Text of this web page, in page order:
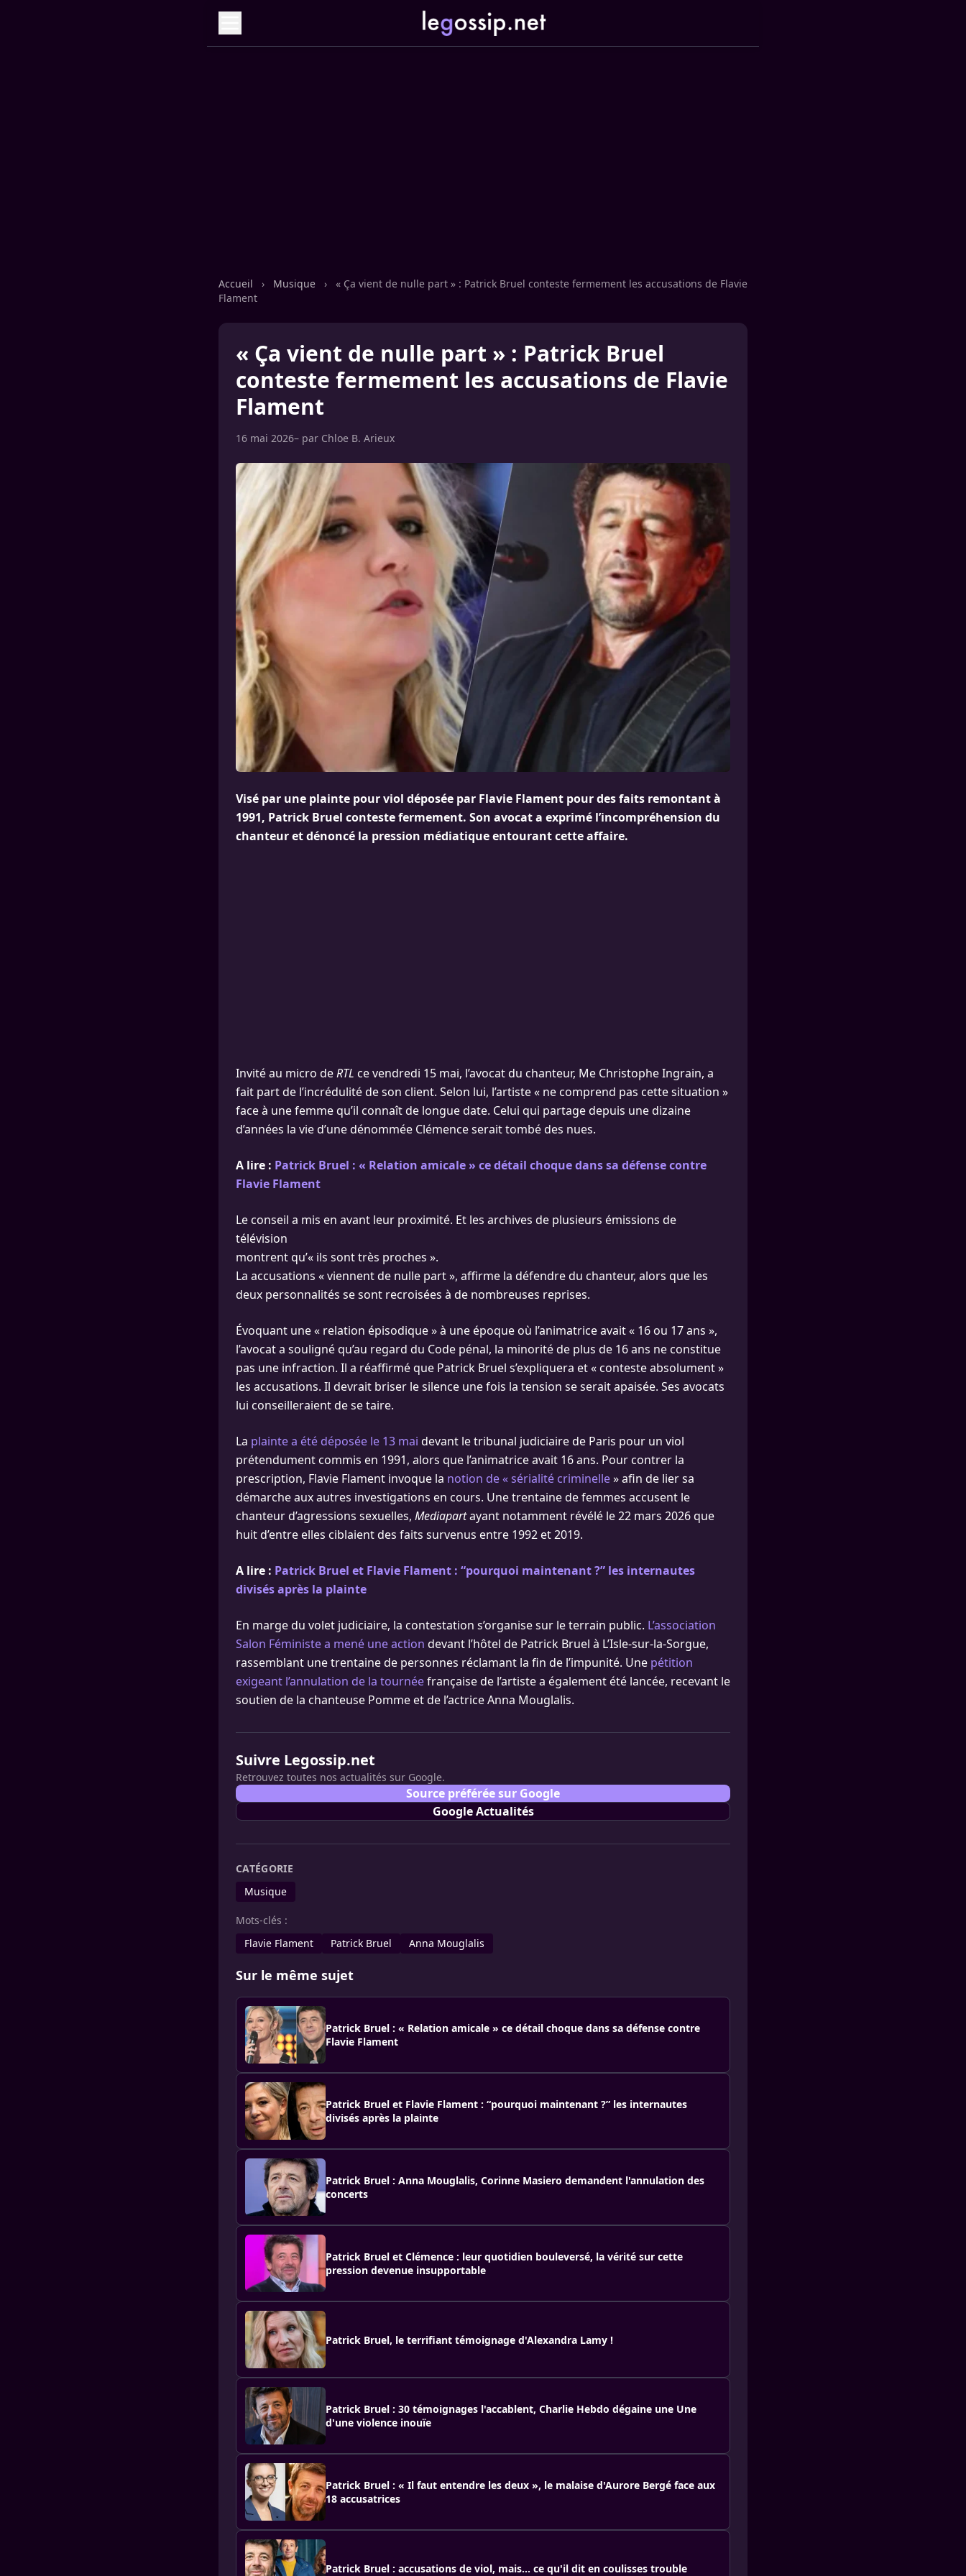
Accueil › Musique ›
« Ça vient de nulle part » : Patrick Bruel conteste fermement les accusations de Flavie
Flament
« Ça vient de nulle part » : Patrick Bruel
conteste fermement les accusations de Flavie
Flament
16 mai 2026– par Chloe B. Arieux
Visé par une plainte pour viol déposée par Flavie Flament pour des faits remontant à
1991, Patrick Bruel conteste fermement. Son avocat a exprimé l’incompréhension du
chanteur et dénoncé la pression médiatique entourant cette affaire.
Invité au micro deRTL ce vendredi 15 mai, l’avocat du chanteur, Me Christophe Ingrain, a
fait part de l’incrédulité de son client. Selon lui, l’artiste « ne comprend pas cette situation »
face à une femme qu’il connaît de longue date. Celui qui partage depuis une dizaine
d’années la vie d’une dénommée Clémence serait tombé des nues.
A lire : Patrick Bruel : « Relation amicale » ce détail choque dans sa défense contre
Flavie Flament
Le conseil a mis en avant leur proximité. Et les archives de plusieurs émissions de
télévision
montrent qu’« ils sont très proches ».
La accusations « viennent de nulle part », affirme la défendre du chanteur, alors que les
deux personnalités se sont recroisées à de nombreuses reprises.
Évoquant une « relation épisodique » à une époque où l’animatrice avait « 16 ou 17 ans »,
l’avocat a souligné qu’au regard du Code pénal, la minorité de plus de 16 ans ne constitue
pas une infraction. Il a réaffirmé que Patrick Bruel s’expliquera et « conteste absolument »
les accusations. Il devrait briser le silence une fois la tension se serait apaisée. Ses avocats
lui conseilleraient de se taire.
La plainte a été déposée le 13 mai devant le tribunal judiciaire de Paris pour un viol
prétendument commis en 1991, alors que l’animatrice avait 16 ans. Pour contrer la
prescription, Flavie Flament invoque la notion de « sérialité criminelle» afin de lier sa
démarche aux autres investigations en cours. Une trentaine de femmes accusent le
chanteur d’agressions sexuelles, Mediapartayant notamment révélé le 22 mars 2026 que
huit d’entre elles ciblaient des faits survenus entre 1992 et 2019.
A lire : Patrick Bruel et Flavie Flament : “pourquoi maintenant ?” les internautes
divisés après la plainte
En marge du volet judiciaire, la contestation s’organise sur le terrain public. L’association
Salon Féministe a mené une action devant l’hôtel de Patrick Bruel à L’Isle-sur-la-Sorgue,
rassemblant une trentaine de personnes réclamant la fin de l’impunité. Une pétition
exigeant l’annulation de la tournéefrançaise de l’artiste a également été lancée, recevant le
soutien de la chanteuse Pomme et de l’actrice Anna Mouglalis.
Suivre Legossip.net
Retrouvez toutes nos actualités sur Google.
Source préférée sur Google
Google Actualités
CATÉGORIE
Musique
Mots-clés :
Flavie Flament
Patrick Bruel Anna Mouglalis
Sur le même sujet
Patrick Bruel : « Relation amicale » ce détail choque dans sa défense contre
Flavie Flament
Patrick Bruel et Flavie Flament : “pourquoi maintenant ?” les internautes
divisés après la plainte
Patrick Bruel : Anna Mouglalis, Corinne Masiero demandent l'annulation des
concerts
Patrick Bruel et Clémence : leur quotidien bouleversé, la vérité sur cette
pression devenue insupportable
Patrick Bruel, le terrifiant témoignage d'Alexandra Lamy !
Patrick Bruel : 30 témoignages l'accablent, Charlie Hebdo dégaine une Une
d'une violence inouïe
Patrick Bruel : « Il faut entendre les deux », le malaise d'Aurore Bergé face aux
18 accusatrices
Patrick Bruel : accusations de viol, mais… ce qu'il dit en coulisses trouble